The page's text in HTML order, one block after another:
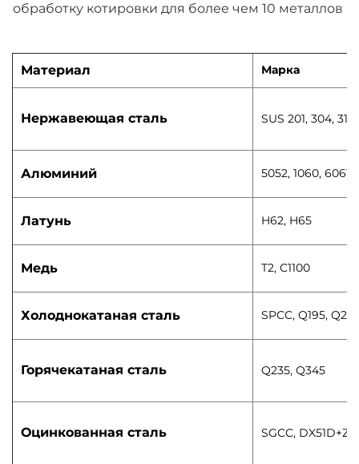
обработку котировки для более чем 10 металлов
Материал Марка
Нержавеющая сталь SUS 201, 304, 316
Алюминий 5052, 1060, 6061
Латунь H62, H65
Медь T2, C1100
Холоднокатаная сталь SPCC, Q195,
Горячекатаная сталь Q235, Q345
Оцинкованная сталь SGCC, DX51D+Z